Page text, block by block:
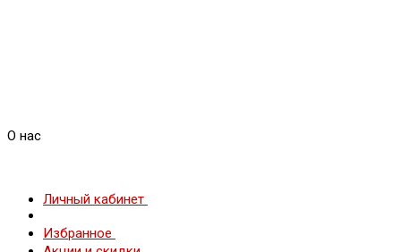
О нас
Личный кабинет
Избранное